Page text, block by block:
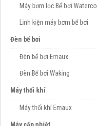
Máy bơm lọc Bể bơi Waterco
Linh kiện máy bơm bể bơi
Đèn bể bơi
Đèn bể bơi Emaux
Đèn Bể bơi Waking
Máy thổi khí
Máy thổi khí Emaux